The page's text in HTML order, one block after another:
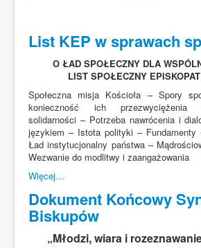
List KEP w sprawach
O ŁAD SPOŁECZNY DLA
LIST SPOŁECZNY
Społeczna misja Kościoła – Spory
konieczność ich przezwyciężenia
solidarności – Potrzeba nawrócenia i
językiem – Istota polityki – Fundamenty
Ład instytucjonalny państwa –
Wezwanie do modlitwy i zaangażowania
Więcej…
Dokument Końcowy
Biskupów
„Młodzi, wiara i